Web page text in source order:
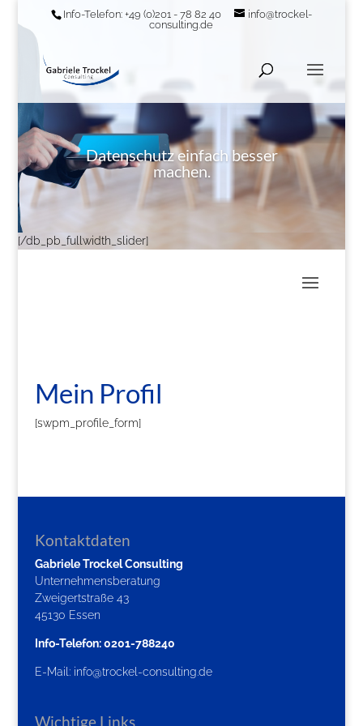
Info-Telefon: +49 (0)201 - 78 82 40
info@trockel-
consulting.de
Datenschutz einfach besser
machen.
[/db_pb_slide]
[/db_pb_fullwidth_slider]
Mein Profil
[swpm_profile_form]
Kontaktdaten
Gabriele Trockel Consulting
Unternehmensberatung
Zweigertstraße 43
45130 Essen
Info-Telefon: 0201-788240
E-Mail: info@trockel-consulting.de
Wichtige Links